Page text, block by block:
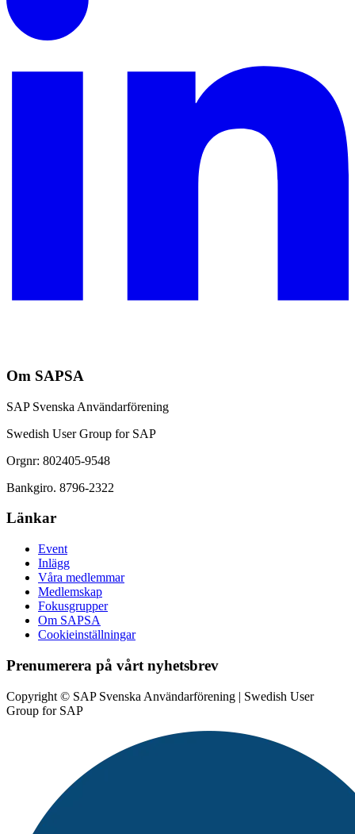
Om SAPSA
SAP Svenska Användarförening
Swedish User Group for SAP
Orgnr: 802405-9548
Bankgiro. 8796-2322
Länkar
Event
Inlägg
Våra medlemmar
Medlemskap
Fokusgrupper
Om SAPSA
Cookieinställningar
Prenumerera på vårt nyhetsbrev
Copyright © SAP Svenska Användarförening | Swedish User
Group for SAP